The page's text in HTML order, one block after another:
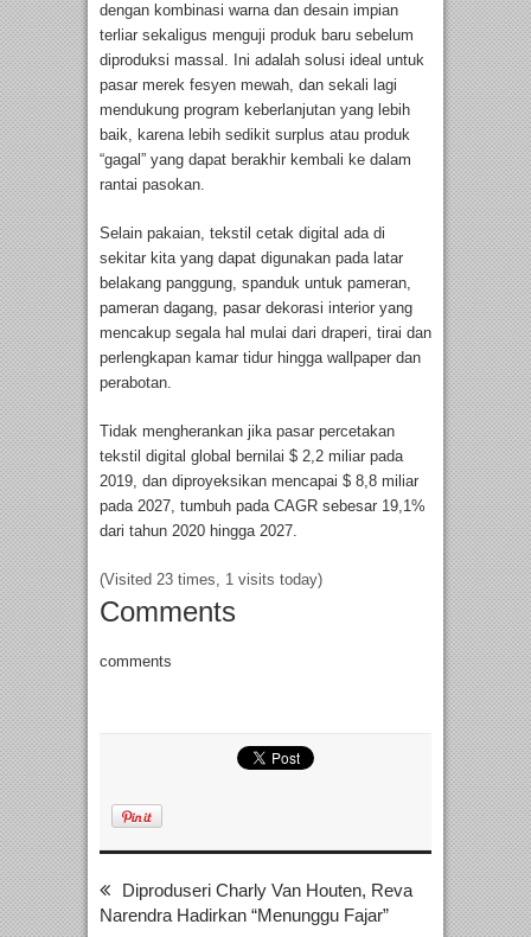
dengan kombinasi warna dan desain impian
terliar sekaligus menguji produk baru sebelum
diproduksi massal. Ini adalah solusi ideal untuk
pasar merek fesyen mewah, dan sekali lagi
mendukung program keberlanjutan yang lebih
baik, karena lebih sedikit surplus atau produk
“gagal” yang dapat berakhir kembali ke dalam
rantai pasokan.
Selain pakaian, tekstil cetak digital ada di
sekitar kita yang dapat digunakan pada latar
belakang panggung, spanduk untuk pameran,
pameran dagang, pasar dekorasi interior yang
mencakup segala hal mulai dari draperi, tirai dan
perlengkapan kamar tidur hingga wallpaper dan
perabotan.
Tidak mengherankan jika pasar percetakan
tekstil digital global bernilai $ 2,2 miliar pada
2019, dan diproyeksikan mencapai $ 8,8 miliar
pada 2027, tumbuh pada CAGR sebesar 19,1%
dari tahun 2020 hingga 2027.
(Visited 23 times, 1 visits today)
Comments
comments
Diproduseri Charly Van Houten, Reva
Narendra Hadirkan “Menunggu Fajar”